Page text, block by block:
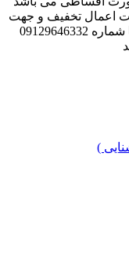
اعمال تخفیف و جهت
استعلام موجودی و اطلاع از محصولات با شماره 09129646332
)